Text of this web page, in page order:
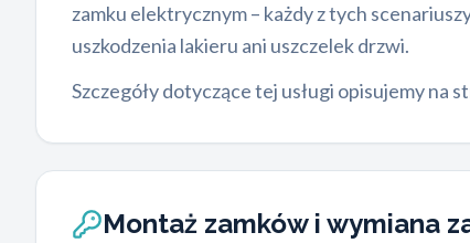
zamku elektrycznym – każdy z tych
uszkodzenia lakieru ani uszczelek drzwi.
Szczegóły dotyczące tej usługi opisujemy na
Montaż zamków i wymiana